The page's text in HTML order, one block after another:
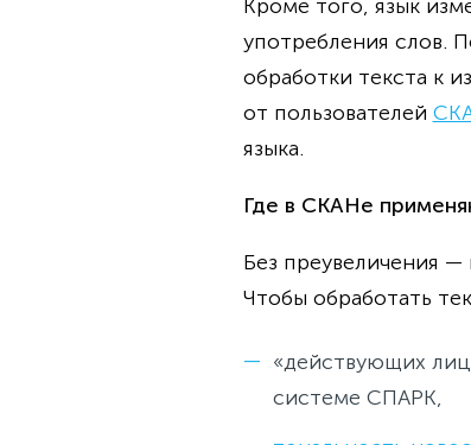
Кроме того, язык
употребления слов.
обработки текста к
от пользователей
языка.
Где в СКАНе
Без преувеличения —
Чтобы обработать
«действующих
системе СПАРК,